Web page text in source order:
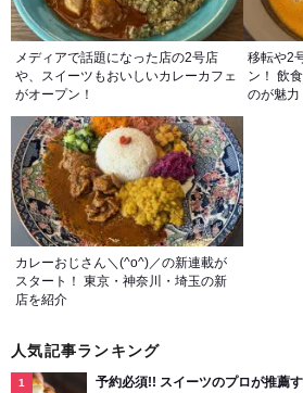
メディアで話題になった店の2号店
や、スイーツもおいしいカレーカフェ
がオープン！
移転や2
ン！ 飲
のが魅力
カレーおじさん＼(^o^)／の新連載が
スタート！ 東京・神奈川・埼玉の新
店を紹介
人気記事ランキング
予約必須!! スイーツのプロが推薦